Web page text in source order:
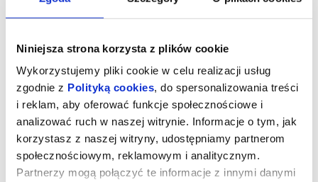
Niniejsza strona korzysta z plików cookie
Wykorzystujemy pliki cookie w celu realizacji usług
zgodnie z Polityką cookies, do spersonalizowania treści
i reklam, aby oferować funkcje społecznościowe i
analizować ruch w naszej witrynie. Informacje o tym, jak
korzystasz z naszej witryny, udostępniamy partnerom
społecznościowym, reklamowym i analitycznym.
Partnerzy mogą połączyć te informacje z innymi danymi